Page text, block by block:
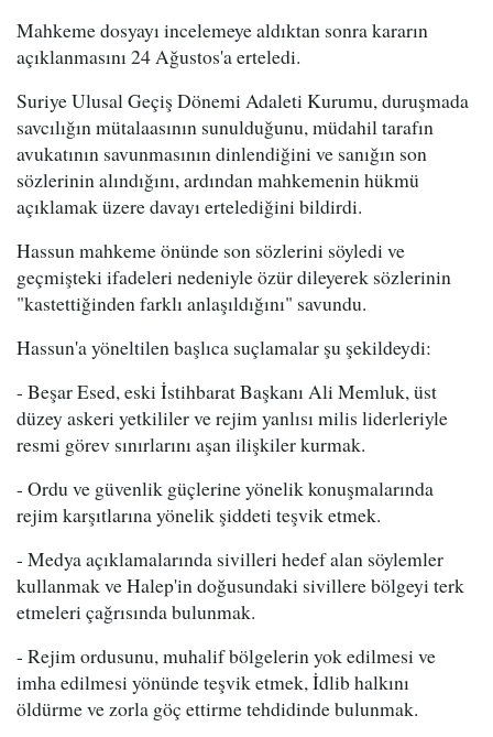
Mahkeme dosyayı incelemeye aldıktan sonra kararın
açıklanmasını 24 Ağustos'a erteledi.
Suriye Ulusal Geçiş Dönemi Adaleti Kurumu, duruşmada
savcılığın mütalaasının sunulduğunu, müdahil tarafın
avukatının savunmasının dinlendiğini ve sanığın son
sözlerinin alındığını, ardından mahkemenin hükmü
açıklamak üzere davayı ertelediğini bildirdi.
Hassun mahkeme önünde son sözlerini söyledi ve
geçmişteki ifadeleri nedeniyle özür dileyerek sözlerinin
"kastettiğinden farklı anlaşıldığını" savundu.
Hassun'a yöneltilen başlıca suçlamalar şu şekildeydi:
- Beşar Esed, eski İstihbarat Başkanı Ali Memluk, üst
düzey askeri yetkililer ve rejim yanlısı milis liderleriyle
resmi görev sınırlarını aşan ilişkiler kurmak.
- Ordu ve güvenlik güçlerine yönelik konuşmalarında
rejim karşıtlarına yönelik şiddeti teşvik etmek.
- Medya açıklamalarında sivilleri hedef alan söylemler
kullanmak ve Halep'in doğusundaki sivillere bölgeyi terk
etmeleri çağrısında bulunmak.
- Rejim ordusunu, muhalif bölgelerin yok edilmesi ve
imha edilmesi yönünde teşvik etmek, İdlib halkını
öldürme ve zorla göç ettirme tehdidinde bulunmak.